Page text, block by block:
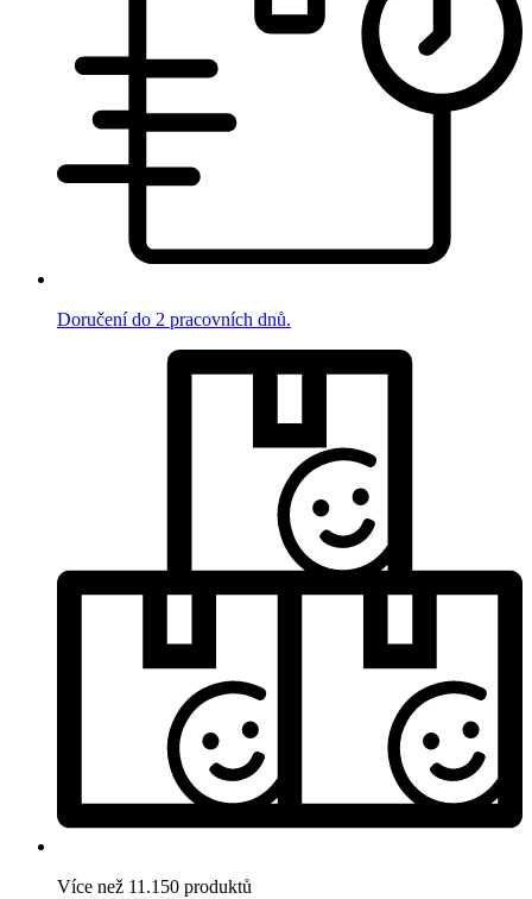
Doručení do 2 pracovních dnů.
Více než 11.150 produktů